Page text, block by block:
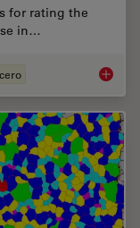
for rating the
in…
How to